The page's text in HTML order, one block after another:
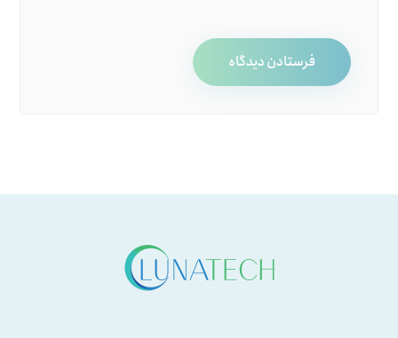
فرستادن دیدگاه